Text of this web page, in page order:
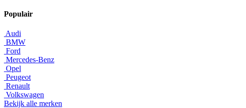
Populair
Audi
BMW
Ford
Mercedes-Benz
Opel
Peugeot
Renault
Volkswagen
Bekijk alle merken